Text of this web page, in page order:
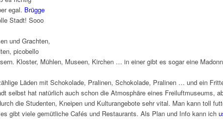
egal. Brügge
Stadt! Sooo
und Grachten,
picobello
Kloster, Mühlen, Museen, Kirchen … in einer gibt es sogar eine
Läden mit Schokolade, Pralinen, Schokolade, Pralinen … und ein
selbst hat natürlich auch schon die Atmosphäre eines Freiluftmuseums,
die Studenten, Kneipen und Kulturangebote sehr vital. Man kann toll
gibt viele gemütliche Cafés und Restaurants. Als Plan und Info kann ich